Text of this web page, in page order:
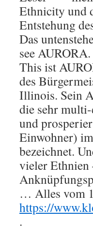
Ethnicity und
Entstehung
Das
see
This ist
des
Illinois. Sein
die sehr
und
Einwohner)
bezeichnet.
vieler Ethnien
… Alles vom
https://
.